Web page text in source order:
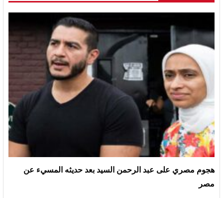
هجوم مصري على عبد الرحمن السيد بعد حديثه المسيء عن
مصر